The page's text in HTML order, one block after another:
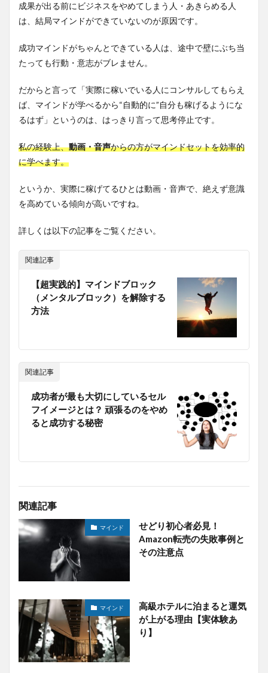
成果が出る前にビジネスをやめてしまう人・あきらめる人
は、結局マインドができていないのが原因です。
成功マインドがちゃんとできている人は、途中で壁にぶち当
たっても行動・意志がブレません。
だからと言って「実際に稼いでいる人にコンサルしてもらえ
ば、マインドが学べるから“自動的に”自分も稼げるようにな
るはず」というのは、はっきり言って思考停止です。
私の経験上、動画・音声からの方がマインドセットを効率的
に学べます。
というか、実際に稼げてるひとは動画・音声で、絶えず意識
を高めている傾向が高いですね。
詳しくは以下の記事をご覧ください。
関連記事
【超実践的】マインドブロック
（メンタルブロック）を解除する
方法
関連記事
成功者が最も大切にしているセル
フイメージとは？ 頑張るのをやめ
ると成功する秘密
関連記事
マインド
せどり初心者必見！
Amazon転売の失敗事例と
その注意点
マインド
高級ホテルに泊まると運気
が上がる理由【実体験あ
り】